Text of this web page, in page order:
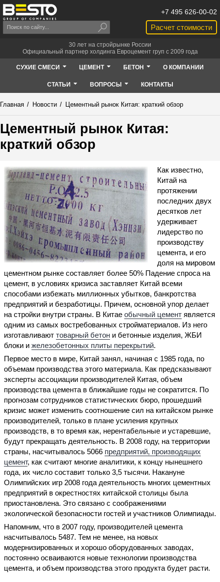
Расчет стоимости
+7 495 626-00-02
30 лет на стройрынке России
Официальный партнер холдинга Евроцемент груп с 2009 года
СУХИЕ СМЕСИ ЦЕМЕНТ БЕТОН О КОМПАНИИ
СТАТЬИ ВОПРОСЫ КОНТАКТЫ
Главная / Новости / Цементный рынок Китая: краткий обзор
Цементный рынок Китая:
краткий обзор
Как известно,
Китай на
протяжении
последних двух
десятков лет
удерживает
лидерство по
производству
цемента, и его
доля на мировом
цементном рынке составляет более 50% Падение спроса на
цемент, в условиях кризиса заставляет Китай всеми
способами избежать миллионных убытков, банкротства
предприятий и безработицы. Причем, основной упор делает
на стройки внутри страны. В Китае обычный цемент является
одним из самых востребованных стройматериалов. Из него
изготавливают товарный бетон и бетонные изделия, ЖБИ
блоки и железобетонных плиты перекрытий.
Первое место в мире, Китай занял, начиная с 1985 года, по
объемам производства этого материала. Как предсказывают
эксперты ассоциации производителей Китая, объем
производства цемента в ближайшие годы не сократится. По
прогнозам сотрудников статистических бюро, прошедший
кризис может изменить соотношение сил на китайском рынке
производителей, только в плане усиления крупных
производств, в то время как, нерентабельные и устаревшие,
будут прекращать деятельность. В 2008 году, на территории
страны, насчитывалось 5066 предприятий, производящих
цемент, как считают многие аналитики, к концу нынешнего
года, их число составит только 3,5 тысячи. Накануне
Олимпийских игр 2008 года деятельность многих цементных
предприятий в окрестностях китайской столицы была
приостановлена. Это связано с соображениями
экологической безопасности гостей и участников Олимпиады.
Напомним, что в 2007 году, производителей цемента
насчитывалось 5487. Тем не менее, на новых
модернизированных и хорошо оборудованных заводах,
постоянно осваиваются новые технологии производства
цемента, и объем производства этого продукта будет расти.